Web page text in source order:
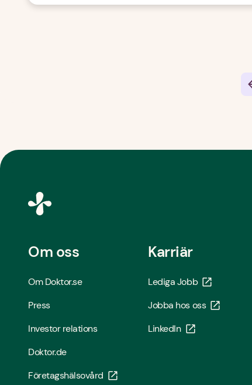
Om oss
Om Doktor.se
Press
Investor relations
Doktor.de
Företagshälsovård
Karriär
Lediga Jobb
Jobba hos oss
LinkedIn